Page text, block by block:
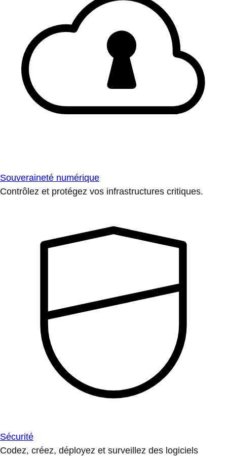
Souveraineté numérique
Contrôlez et protégez vos infrastructures critiques.
Sécurité
Codez, créez, déployez et surveillez des logiciels